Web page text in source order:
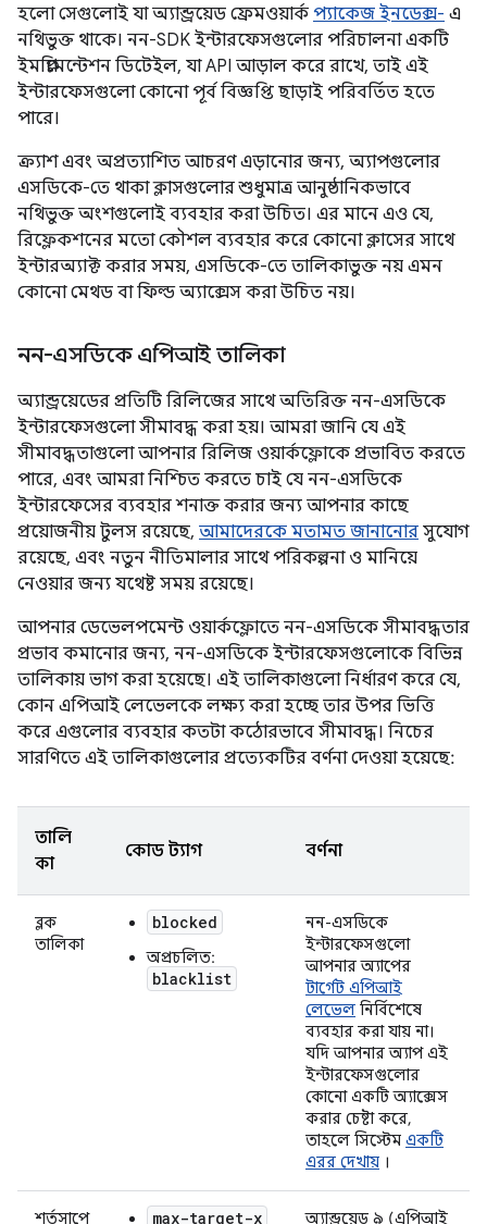
হলো সেগুলোই যা অ্যান্ড্রয়েড ফ্রেমওয়ার্ক প্যাকেজ ইনডেক্স- এ
নথিভুক্ত থাকে। নন-SDK ইন্টারফেসগুলোর পরিচালনা একটি
ইমপ্লিমেন্টেশন ডিটেইল, যা API আড়াল করে রাখে, তাই এই
ইন্টারফেসগুলো কোনো পূর্ব বিজ্ঞপ্তি ছাড়াই পরিবর্তিত হতে
পারে।
ক্র্যাশ এবং অপ্রত্যাশিত আচরণ এড়ানোর জন্য, অ্যাপগুলোর
এসডিকে-তে থাকা ক্লাসগুলোর শুধুমাত্র আনুষ্ঠানিকভাবে
নথিভুক্ত অংশগুলোই ব্যবহার করা উচিত। এর মানে এও যে,
রিফ্লেকশনের মতো কৌশল ব্যবহার করে কোনো ক্লাসের সাথে
ইন্টারঅ্যাক্ট করার সময়, এসডিকে-তে তালিকাভুক্ত নয় এমন
কোনো মেথড বা ফিল্ড অ্যাক্সেস করা উচিত নয়।
নন-এসডিকে এপিআই তালিকা
অ্যান্ড্রয়েডের প্রতিটি রিলিজের সাথে অতিরিক্ত নন-এসডিকে
ইন্টারফেসগুলো সীমাবদ্ধ করা হয়। আমরা জানি যে এই
সীমাবদ্ধতাগুলো আপনার রিলিজ ওয়ার্কফ্লোকে প্রভাবিত করতে
পারে, এবং আমরা নিশ্চিত করতে চাই যে নন-এসডিকে
ইন্টারফেসের ব্যবহার শনাক্ত করার জন্য আপনার কাছে
প্রয়োজনীয় টুলস রয়েছে, আমাদেরকে মতামত জানানোর সুযোগ
রয়েছে, এবং নতুন নীতিমালার সাথে পরিকল্পনা ও মানিয়ে
নেওয়ার জন্য যথেষ্ট সময় রয়েছে।
আপনার ডেভেলপমেন্ট ওয়ার্কফ্লোতে নন-এসডিকে সীমাবদ্ধতার
প্রভাব কমানোর জন্য, নন-এসডিকে ইন্টারফেসগুলোকে বিভিন্ন
তালিকায় ভাগ করা হয়েছে। এই তালিকাগুলো নির্ধারণ করে যে,
কোন এপিআই লেভেলকে লক্ষ্য করা হচ্ছে তার উপর ভিত্তি
করে এগুলোর ব্যবহার কতটা কঠোরভাবে সীমাবদ্ধ। নিচের
সারণিতে এই তালিকাগুলোর প্রত্যেকটির বর্ণনা দেওয়া হয়েছে:
তালি
কা
কোড ট্যাগ বর্ণনা
ব্লক
তালিকা
blocked
অপ্রচলিত:
blacklist
নন-এসডিকে
ইন্টারফেসগুলো
আপনার অ্যাপের
টার্গেট এপিআই
লেভেল নির্বিশেষে
ব্যবহার করা যায় না।
যদি আপনার অ্যাপ এই
ইন্টারফেসগুলোর
কোনো একটি অ্যাক্সেস
করার চেষ্টা করে,
তাহলে সিস্টেম একটি
এরর দেখায় ।
শর্তসাপে
max-target-x
অ্যান্ড্রয়েড ৯ (এপিআই